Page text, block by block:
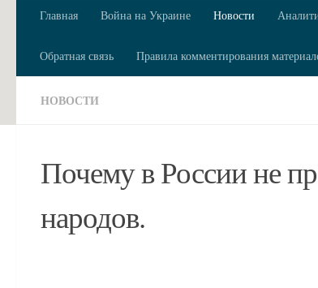
Главная Война на Украине Новости
Обратная связь Правила комментирования
НОВОСТИ
Почему в России не
народов.